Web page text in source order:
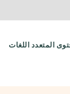
المتعدد اللغات